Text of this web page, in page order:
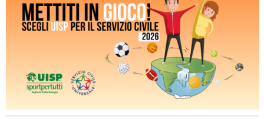
Ddl Lobby, Uisp: “Il Parlamento valorizzi le nostre specificità"